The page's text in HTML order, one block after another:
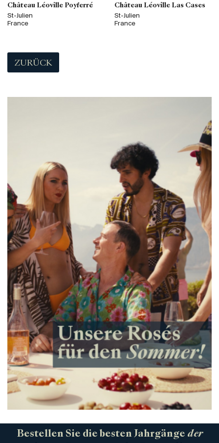
Château Léoville Poyferré
St-Julien
France
Château Léoville Las Cases
St-Julien
France
ZURÜCK
Bestellen Sie die besten Jahrgänge der